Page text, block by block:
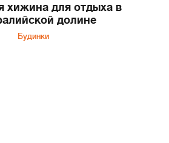
хижина для отдыха в
долине
Будинки